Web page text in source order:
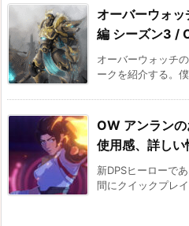
オーバーウォ
編 シーズン3 /
オーバーウォッチ
ークを紹介する。
OW アンラン
使用感、詳し
新DPSヒーローで
間にクイックプレ